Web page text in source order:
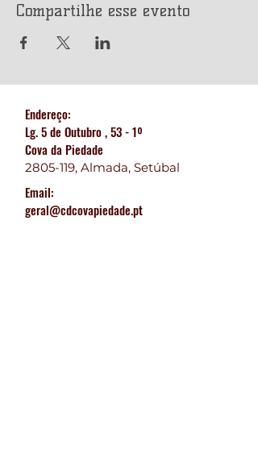
Compartilhe esse evento
Endereço:
Lg. 5 de Outubro , 53 - 1º
Cova da Piedade
2805-119, Almada, Setúbal
Email:
geral@cdcovapiedade.pt